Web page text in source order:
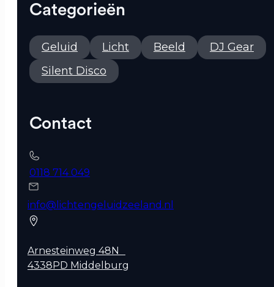
Categorieën
Geluid Licht Beeld
DJ Gear
Silent Disco
Contact
0118 714 049
info@lichtengeluidzeeland.nl
Arnesteinweg 48N
4338PD Middelburg